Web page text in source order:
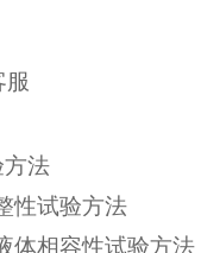
服
法
性试验方法
体相容性试验方法